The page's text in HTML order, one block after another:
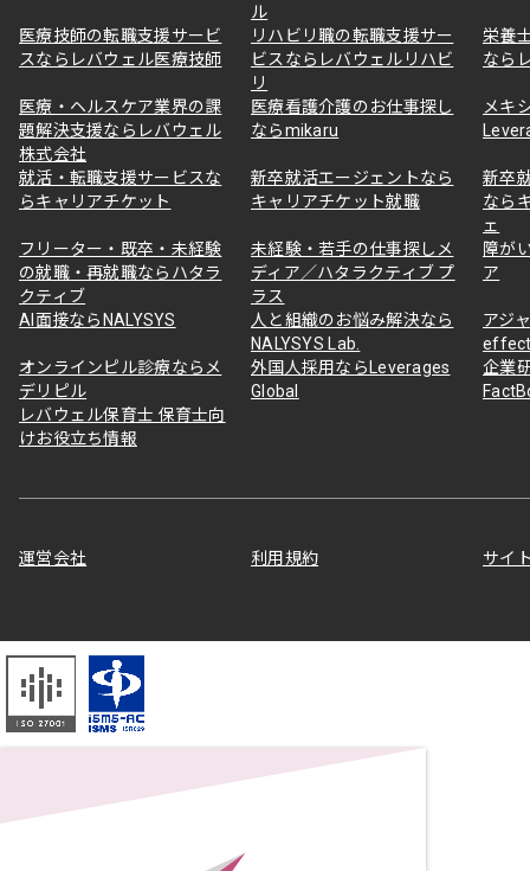
ル
医療技師の転職支援サービ
スならレバウェル医療技師
リハビリ職の転職支援サー
ビスならレバウェルリハビ
リ
栄養
なら
医療・ヘルスケア業界の課
題解決支援ならレバウェル
株式会社
医療看護介護のお仕事探し
ならmikaru
メキ
就活・転職支援サービスな
らキャリアチケット
新卒就活エージェントなら
キャリアチケット就職
新卒
なら
ェ
フリーター・既卒・未経験
の就職・再就職ならハタラ
クティブ
未経験・若手の仕事探しメ
ディア／ハタラクティブ プ
ラス
障が
ア
AI面接ならNALYSYS
人と組織のお悩み解決なら
NALYSYS Lab.
アジ
オンラインピル診療ならメ
デリピル
外国人採用ならLeverages
Global
企業
レバウェル保育士 保育士向
けお役立ち情報
運営会社 利用規約 サイ